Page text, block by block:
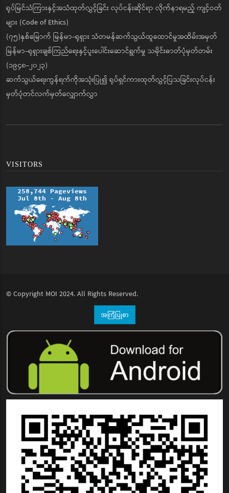
ရုပ်မြင်သံကြားနှင့်အသံထုတ်လွှင့်ခြင်း လုပ်ငန်းဆိုင်ရာ လိုက်နာရမည့် ကျင့်ဝတ်
များ (Code of Ethics)
(၇၅)နှစ်မြောက် မြန်မာ-ရုရှား သံတမန်ဆက်သွယ်ထူထောင်မှုအထိမ်းအမှတ်
မြန်မာ-ရုရှားချစ်ကြည်ရေးနှင့်ပူးပေါင်းဆောင်ရွက်မှု သမိုင်းဓာတ်ပုံမှတ်တမ်း
(၁၉၄၈-၂၀၂၃)
ဆက်သွယ်ရေးကွန်ရက်ကိုအသုံးပြု၍ ရုပ်ရှင်ကားထုတ်လွှင့်ပြသခြင်းလုပ်ငန်း
မှတ်ပုံတင်လက်မှတ်လျှောက်လွှာ
VISITORS
© Copyright MOI 2024. All Rights Reserved.
အကြံပြုစာ